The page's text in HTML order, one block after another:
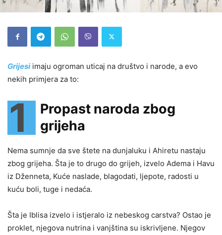
Grijesi imaju ogroman uticaj na društvo i narode, a evo
nekih primjera za to:
1
Propast naroda zbog
grijeha
Nema sumnje da sve štete na dunjaluku i Ahiretu nastaju
zbog grijeha. Šta je to drugo do grijeh, izvelo Adema i Havu
iz Dženneta, Kuće naslade, blagodati, ljepote, radosti u
kuću boli, tuge i nedaća.
Šta je Iblisa izvelo i istjeralo iz nebeskog carstva? Ostao je
proklet, njegova nutrina i vanjština su iskrivljene. Njegov